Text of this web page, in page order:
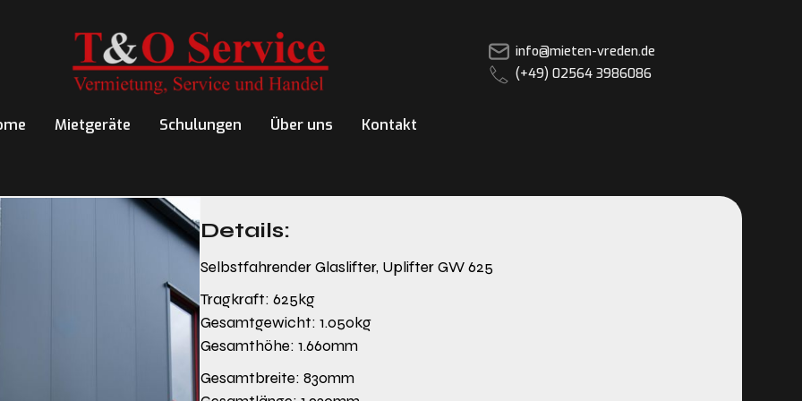
info@mieten-vreden.de
(+49) 02564 3986086
Mietgeräte Schulungen Über uns Kontakt
Details:
Selbstfahrender Glaslifter, Uplifter GW 625
Tragkraft: 625kg
Gesamtgewicht: 1.050kg
Gesamthöhe: 1.660mm
Gesamtbreite: 830mm